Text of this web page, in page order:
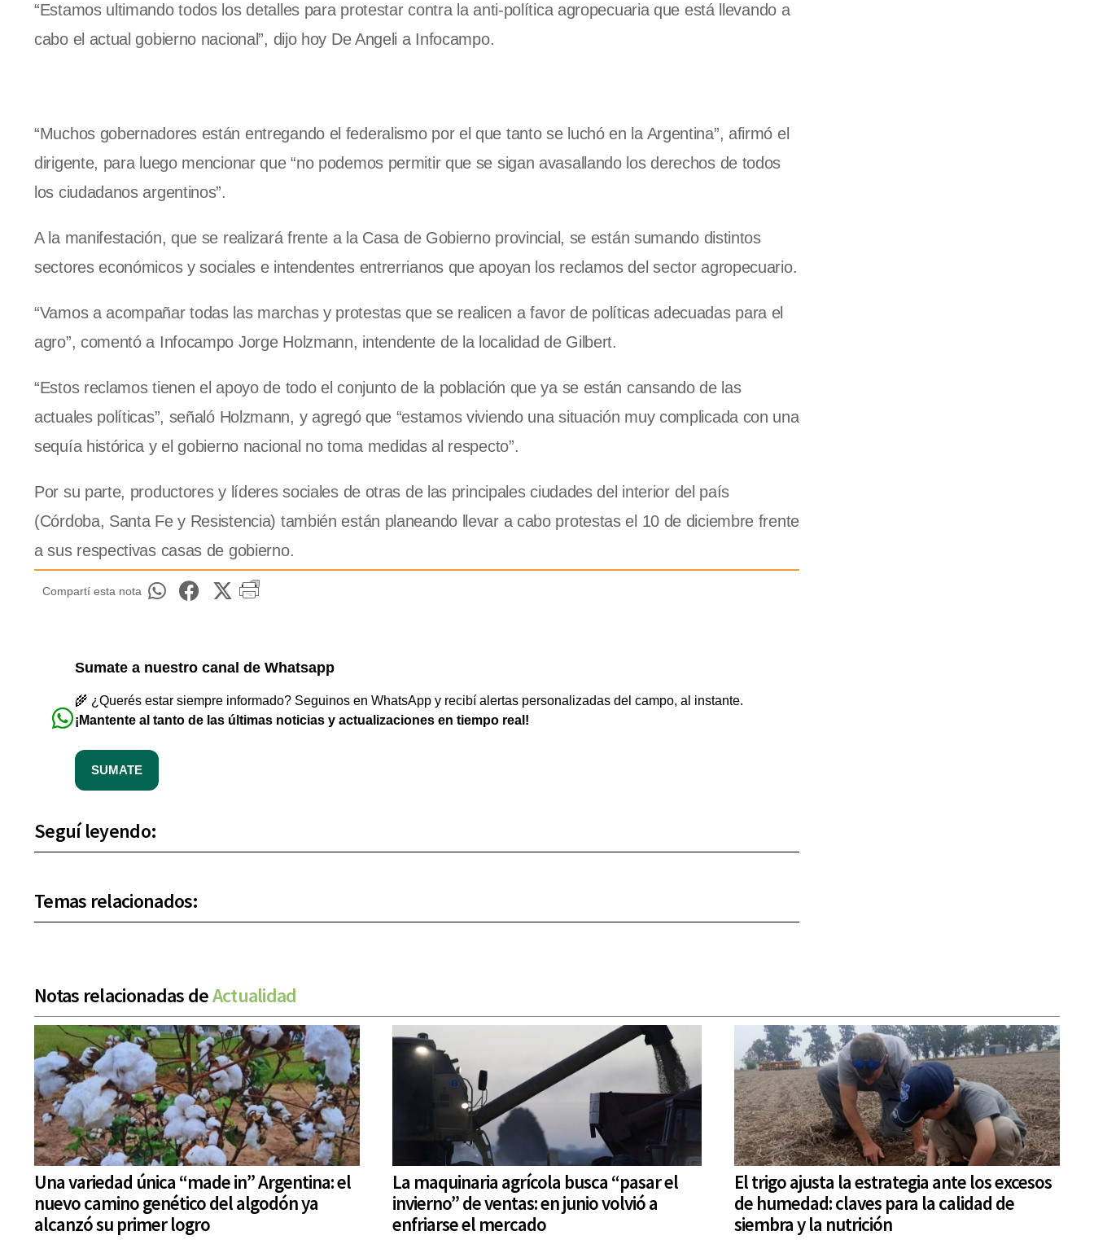
“Estamos ultimando todos los detalles para protestar contra la anti-política agropecuaria que está llevando a
cabo el actual gobierno nacional”, dijo hoy De Angeli a Infocampo.
“Muchos gobernadores están entregando el federalismo por el que tanto se luchó en la Argentina”, afirmó el
dirigente, para luego mencionar que “no podemos permitir que se sigan avasallando los derechos de todos
los ciudadanos argentinos”.
A la manifestación, que se realizará frente a la Casa de Gobierno provincial, se están sumando distintos
sectores económicos y sociales e intendentes entrerrianos que apoyan los reclamos del sector agropecuario.
“Vamos a acompañar todas las marchas y protestas que se realicen a favor de políticas adecuadas para el
agro”, comentó a Infocampo Jorge Holzmann, intendente de la localidad de Gilbert.
“Estos reclamos tienen el apoyo de todo el conjunto de la población que ya se están cansando de las
actuales políticas”, señaló Holzmann, y agregó que “estamos viviendo una situación muy complicada con una
sequía histórica y el gobierno nacional no toma medidas al respecto”.
Por su parte, productores y líderes sociales de otras de las principales ciudades del interior del país
(Córdoba, Santa Fe y Resistencia) también están planeando llevar a cabo protestas el 10 de diciembre frente
a sus respectivas casas de gobierno.
Compartí esta nota
Sumate a nuestro canal de Whatsapp
🌾 ¿Querés estar siempre informado? Seguinos en WhatsApp y recibí alertas personalizadas del campo, al instante.
¡Mantente al tanto de las últimas noticias y actualizaciones en tiempo real!
SUMATE
Seguí leyendo:
Temas relacionados:
Notas relacionadas deActualidad
Una variedad única “made in” Argentina: el
nuevo camino genético del algodón ya
alcanzó su primer logro
La maquinaria agrícola busca “pasar el
invierno” de ventas: en junio volvió a
enfriarse el mercado
El trigo ajusta la estrategia ante los excesos
de humedad: claves para la calidad de
siembra y la nutrición